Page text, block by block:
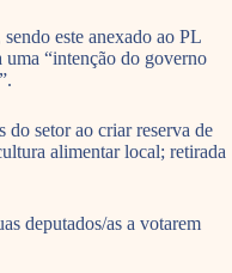
este anexado ao PL
“intenção do governo
setor ao criar reserva de
alimentar local; retirada
deputados/as a votarem